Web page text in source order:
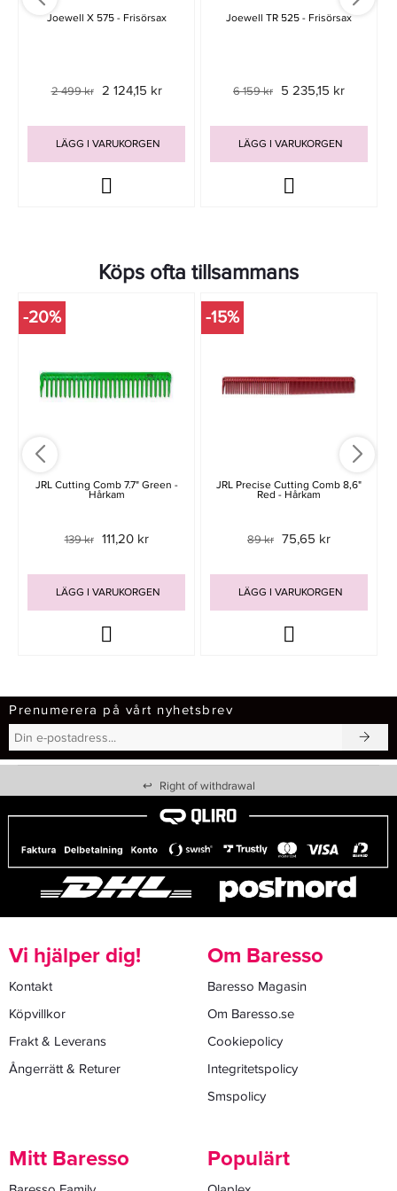
Joewell X 575 - Frisörsax
2 499 kr 2 124,15 kr
LÄGG I VARUKORGEN
Joewell TR 525 - Frisörsax
6 159 kr 5 235,15 kr
LÄGG I VARUKORGEN
Köps ofta tillsammans
-20%
JRL Cutting Comb 7.7" Green -
Hårkam
139 kr 111,20 kr
LÄGG I VARUKORGEN
-15%
JRL Precise Cutting Comb 8,6"
Red - Hårkam
89 kr 75,65 kr
LÄGG I VARUKORGEN
Prenumerera på vårt nyhetsbrev
↩ Right of withdrawal
Vi hjälper dig!
Kontakt
Köpvillkor
Frakt & Leverans
Ångerrätt & Returer
Om Baresso
Baresso Magasin
Om Baresso.se
Cookiepolicy
Integritetspolicy
Smspolicy
Mitt Baresso Populärt